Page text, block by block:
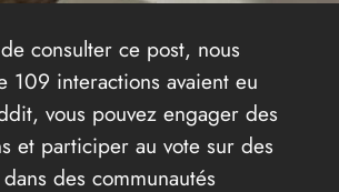
consulter ce post, nous
109 interactions avaient eu
vous pouvez engager des
et participer au vote sur des
des communautés